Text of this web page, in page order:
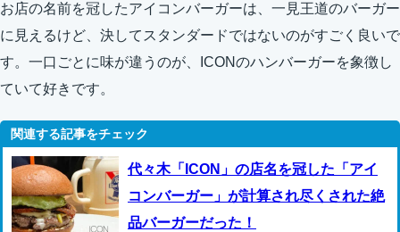
お店の名前を冠したアイコンバーガーは、一見王道のバーガー
に見えるけど、決してスタンダードではないのがすごく良いで
す。一口ごとに味が違うのが、ICONのハンバーガーを象徴し
ていて好きです。
代々木「ICON」の店名を冠した「アイ
コンバーガー」が計算され尽くされた絶
品バーガーだった！